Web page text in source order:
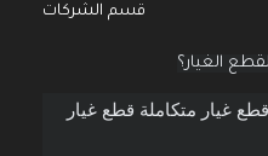
قسم الشركات
قطع غيار